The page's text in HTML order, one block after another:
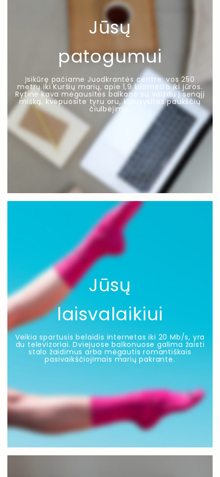
Jūsų
patogumui
Įsikūrę pačiame Juodkrantės centre: vos 250
metrų iki Kuršių marių, apie 1,9 kilometro iki jūros.
Rytine kava mėgausitės balkone su vaizdu į senąjį
mišką, kvėpuosite tyru oru, klausysitės paukščių
čiulbėjimo.
Jūsų
laisvalaikiui
Veikia spartusis belaidis internetas iki 20 Mb/s, yra
du televizoriai. Dviejuose balkonuose galima žaisti
stalo žaidimus arba mėgautis romantiškais
pasivaikščiojimais marių pakrante.